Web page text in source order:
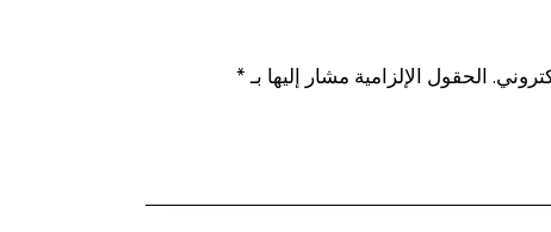
الحقول الإلزامية مشار إليها بـ*